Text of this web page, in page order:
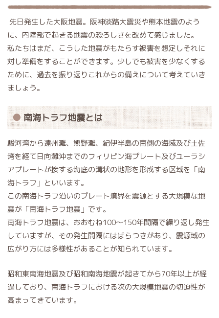
先日発生した大阪地震。阪神淡路大震災や熊本地震のよう
に、内陸部で起きる地震の恐ろしさを改めて感じました。
私たちはまだ、こうした地震がもたらす被害を想定しそれに
対し準備をすることができます。少しでも被害を少なくする
ために、過去を振り返りこれからの備えについて考えていき
ましょう。
南海トラフ地震とは
駿河湾から遠州灘、熊野灘、紀伊半島の南側の海域及び土佐
湾を経て日向灘沖までのフィリピン海プレート及びユーラシ
アプレートが接する海底の溝状の地形を形成する区域を「南
海トラフ」といいます。
この南海トラフ沿いのプレート境界を震源とする大規模な地
震が「南海トラフ地震」です。
南海トラフ地震は、おおむね100～150年間隔で繰り返し発生
していますが、その発生間隔にはばらつきがあり、震源域の
広がり方には多様性があることが知られています。
昭和東南海地震及び昭和南海地震が起きてから70年以上が経
過しており、南海トラフにおける次の大規模地震の切迫性が
高まってきています。